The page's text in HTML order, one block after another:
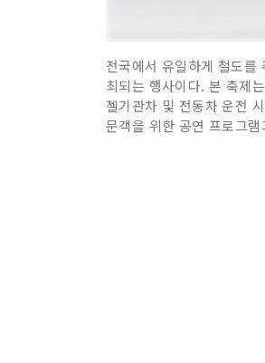
전국에서 유일하게 철도
최되는 행사이다. 본 축제
젤기관차 및 전동차 운전
문객을 위한 공연 프로그